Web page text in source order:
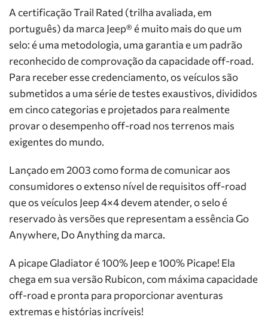
A certificação Trail Rated (trilha avaliada, em
português) da marca Jeep® é muito mais do que um
selo: é uma metodologia, uma garantia e um padrão
reconhecido de comprovação da capacidade off-road.
Para receber esse credenciamento, os veículos são
submetidos a uma série de testes exaustivos, divididos
em cinco categorias e projetados para realmente
provar o desempenho off-road nos terrenos mais
exigentes do mundo.
Lançado em 2003 como forma de comunicar aos
consumidores o extenso nível de requisitos off-road
que os veículos Jeep 4×4 devem atender, o selo é
reservado às versões que representam a essência Go
Anywhere, Do Anything da marca.
A picape Gladiator é 100% Jeep e 100% Picape! Ela
chega em sua versão Rubicon, com máxima capacidade
off-road e pronta para proporcionar aventuras
extremas e histórias incríveis!